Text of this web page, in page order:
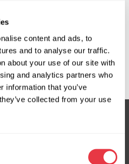
content and ads, to
and to analyse our traffic.
about your use of our site with
and analytics partners who
information that you’ve
collected from your use
ofert i rabatów